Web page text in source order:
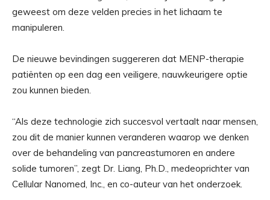
geweest om deze velden precies in het lichaam te
manipuleren.
De nieuwe bevindingen suggereren dat MENP-therapie
patiënten op een dag een veiligere, nauwkeurigere optie
zou kunnen bieden.
“Als deze technologie zich succesvol vertaalt naar mensen,
zou dit de manier kunnen veranderen waarop we denken
over de behandeling van pancreastumoren en andere
solide tumoren”, zegt Dr. Liang, Ph.D., medeoprichter van
Cellular Nanomed, Inc., en co-auteur van het onderzoek.